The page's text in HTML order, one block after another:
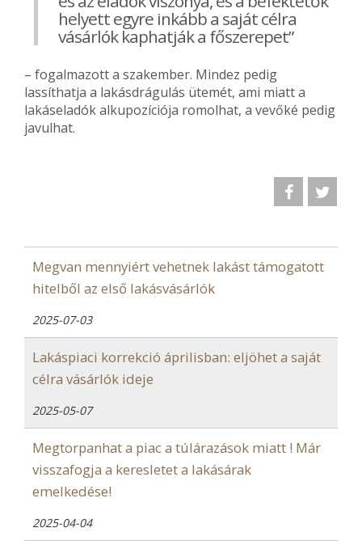
helyett egyre inkább a saját célra
vásárlók kaphatják a főszerepet”
– fogalmazott a szakember. Mindez pedig
lassíthatja a lakásdrágulás ütemét, ami miatt a
lakáseladók alkupozíciója romolhat, a vevőké pedig
javulhat.
Megvan mennyiért vehetnek lakást támogatott
hitelből az első lakásvásárlók
2025-07-03
Lakáspiaci korrekció áprilisban: eljöhet a saját
célra vásárlók ideje
2025-05-07
Megtorpanhat a piac a túlárazások miatt ! Már
visszafogja a keresletet a lakásárak
emelkedése!
2025-04-04